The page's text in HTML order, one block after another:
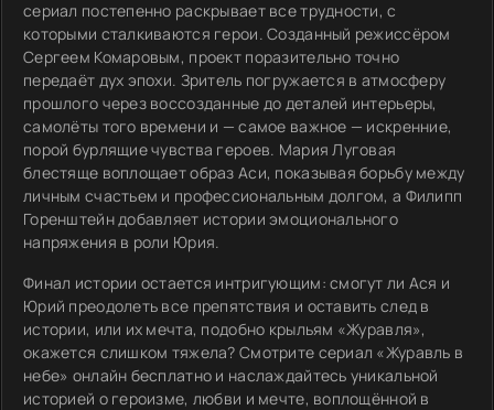
сериал постепенно раскрывает все трудности, с
которыми сталкиваются герои. Созданный режиссёром
Сергеем Комаровым, проект поразительно точно
передаёт дух эпохи. Зритель погружается в атмосферу
прошлого через воссозданные до деталей интерьеры,
самолёты того времени и — самое важное — искренние,
порой бурлящие чувства героев. Мария Луговая
блестяще воплощает образ Аси, показывая борьбу между
личным счастьем и профессиональным долгом, а Филипп
Горенштейн добавляет истории эмоционального
напряжения в роли Юрия.
Финал истории остается интригующим: смогут ли Ася и
Юрий преодолеть все препятствия и оставить след в
истории, или их мечта, подобно крыльям «Журавля»,
окажется слишком тяжела? Смотрите сериал «Журавль в
небе» онлайн бесплатно и наслаждайтесь уникальной
историей о героизме, любви и мечте, воплощённой в